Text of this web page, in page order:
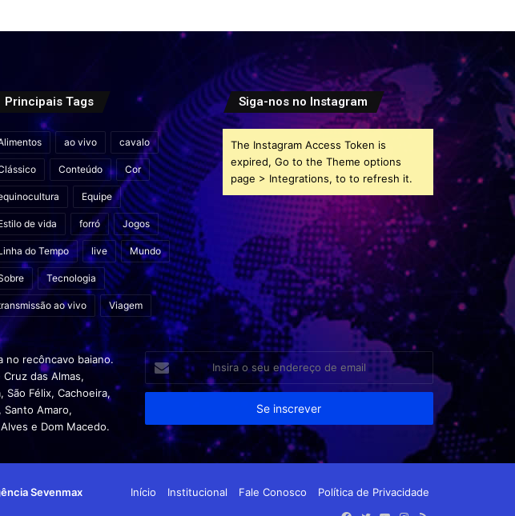
Principais Tags
ao vivo cavalo
Conteúdo Cor
Equipe
de vida forró Jogos
do Tempo live Mundo
Tecnologia
ao vivo Viagem
Siga-nos no Instagram
The Instagram Access Token is
expired, Go to the Theme options
page > Integrations, to to refresh it.
no recôncavo baiano.
das Almas,
São Félix, Cachoeira,
Santo Amaro,
e Dom Macedo.
Insira
seu
de
email
Sevenmax Início Institucional Fale Conosco
Política de Privacidade